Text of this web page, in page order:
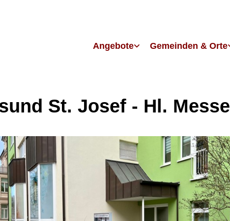
Angebote Gemeinden & Orte
St. Josef - Hl. Messe